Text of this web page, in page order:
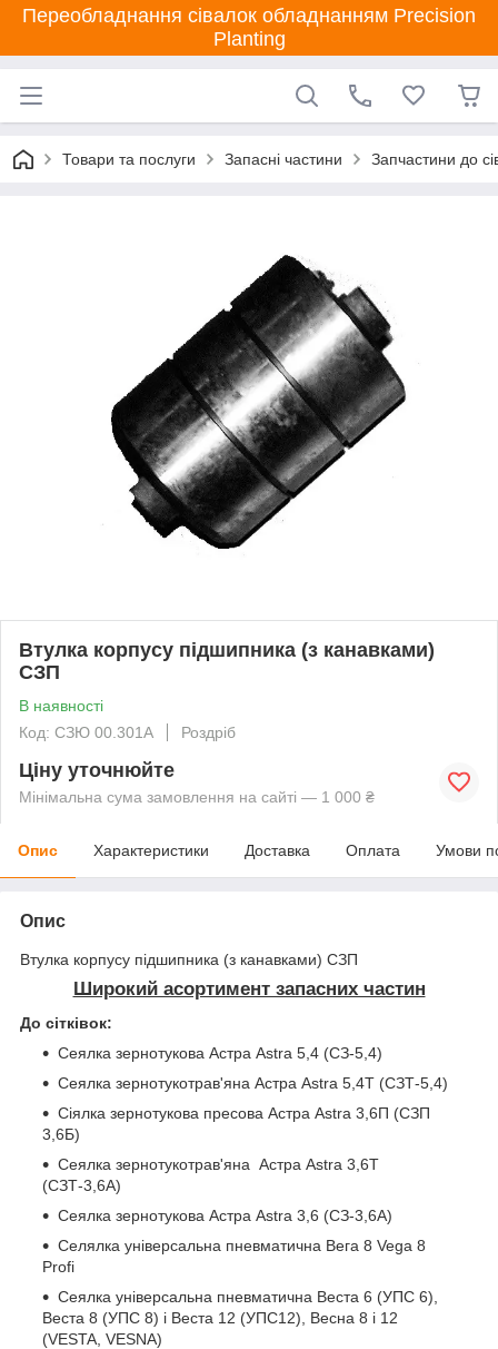
Переобладнання сівалок обладнанням Precision
Planting
Товари та послуги Запасні частини Запчастини до
Втулка корпусу підшипника (з канавками)
СЗП
В наявності
Код: СЗЮ 00.301А
Роздріб
Ціну уточнюйте
Мінімальна сума замовлення на сайті — 1 000 ₴
Опис Характеристики Доставка Оплата Умови
Опис
Втулка корпусу підшипника (з канавками) СЗП
Широкий асортимент запасних частин
До сітківок:
Сеялка зернотукова Астра Astra 5,4 (СЗ-5,4)
Сеялка зернотукотрав'яна Астра Astra 5,4Т (СЗТ-5,4)
Сіялка зернотукова пресова Астра Astra 3,6П (СЗП
3,6Б)
Сеялка зернотукотрав'яна Астра Astra 3,6Т
(СЗТ-3,6А)
Сеялка зернотукова Астра Astra 3,6 (СЗ-3,6А)
Селялка універсальна пневматична Вега 8 Vega 8
Profi
Сеялка універсальна пневматична Веста 6 (УПС 6),
Веста 8 (УПС 8) і Веста 12 (УПС12), Весна 8 і 12
(VESTA, VESNA)